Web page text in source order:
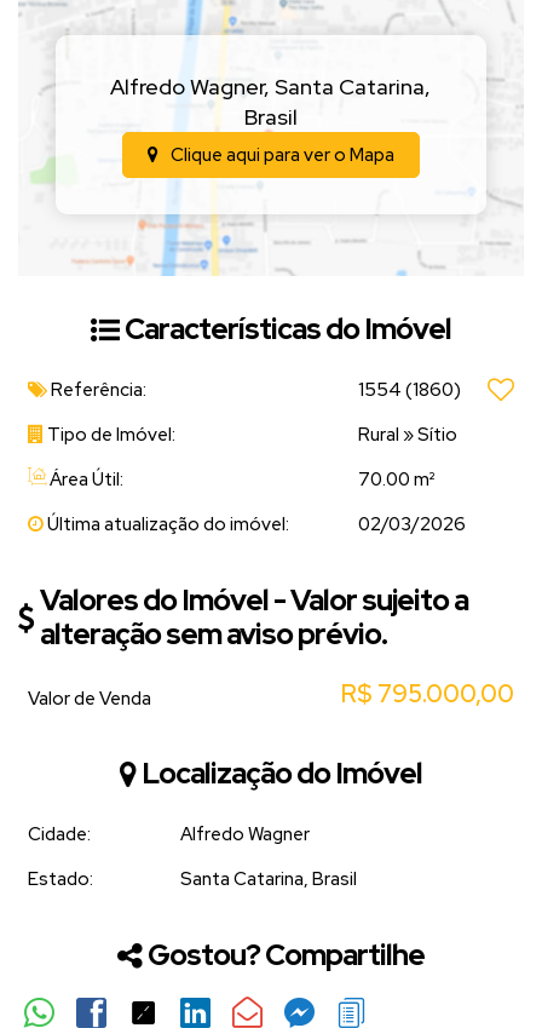
📲
Entre em contato para mais informações e agende
uma visita!
Alfredo Wagner,Santa Catarina,
Brasil
Clique aqui para ver o Mapa
Características do Imóvel
Referência: 1554 (1860)
Tipo de Imóvel:
Rural »Sítio
Área Útil:
70.00 m²
Última atualização do imóvel:
02/03/2026
Valores do Imóvel - Valor sujeito a
alteração sem aviso prévio.
R$ 795.000,00
Valor de Venda
Localização do Imóvel
Cidade:
Alfredo Wagner
Estado:
Santa Catarina, Brasil
Gostou? Compartilhe